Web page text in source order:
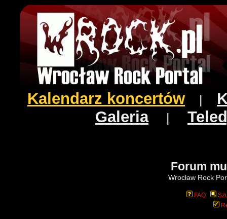
Kalendarz koncertów
Galeria|
Forum
Wrocław Rock
FAQ